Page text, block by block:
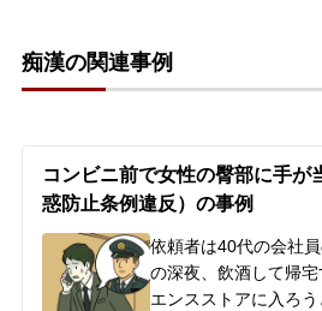
当日に正式にご依頼い
者には3年前に同様の
痴漢の関連事例
コンビニ前で女性の臀部に手が
惑防止条例違反）の事例
依頼者は40代の会社
の深夜、飲酒して帰
エンスストアに入ろ